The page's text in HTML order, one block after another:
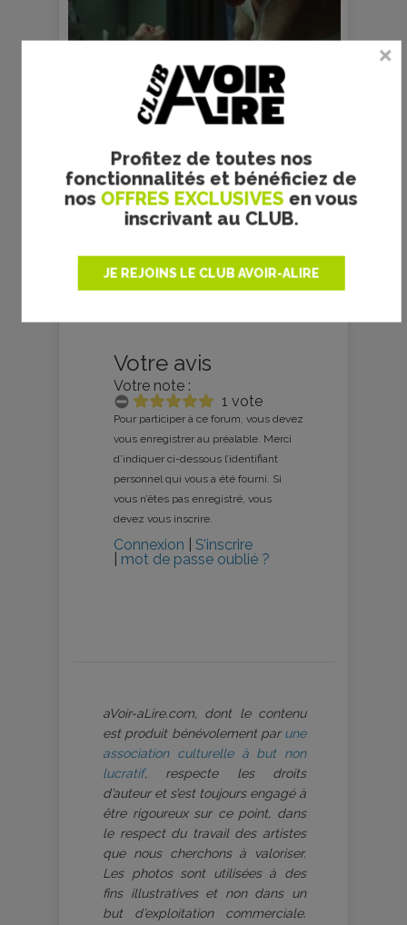
Profitez de toutes nos
fonctionnalités et bénéficiez de
nos OFFRES EXCLUSIVES en vous
inscrivant au CLUB.
JE REJOINS LE CLUB AVOIR-ALIRE
Copyright Epicentre Films
prec suiv
Votre avis
Votre note :
1 vote
Pour participer à ce forum, vous devez
vous enregistrer au préalable. Merci
d’indiquer ci-dessous l’identifiant
personnel qui vous a été fourni. Si
vous n’êtes pas enregistré, vous
devez vous inscrire.
Connexion
S’inscrire
mot de passe oublié ?
aVoir-aLire.com, dont le contenu
est produit bénévolement par une
association culturelle à but non
lucratif, respecte les droits
d’auteur et s’est toujours engagé à
être rigoureux sur ce point, dans
le respect du travail des artistes
que nous cherchons à valoriser.
Les photos sont utilisées à des
fins illustratives et non dans un
but d’exploitation commerciale.